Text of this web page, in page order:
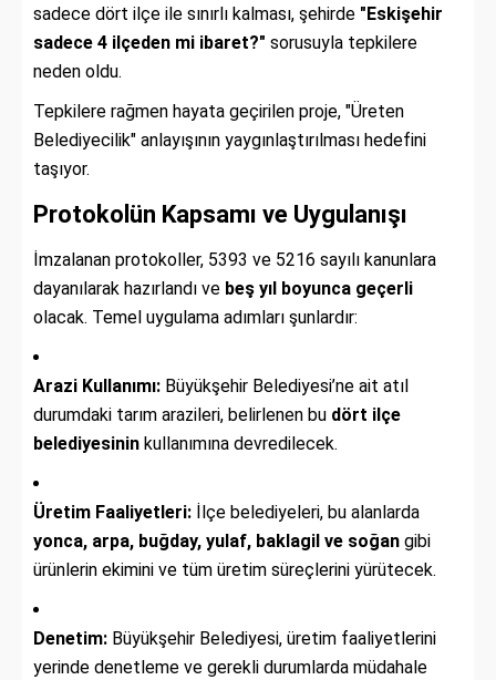
sadece dört ilçe ile sınırlı kalması, şehirde "Eskişehir
sadece 4 ilçeden mi ibaret?" sorusuyla tepkilere
neden oldu.
Tepkilere rağmen hayata geçirilen proje, "Üreten
Belediyecilik" anlayışının yaygınlaştırılması hedefini
taşıyor.
Protokolün Kapsamı ve Uygulanışı
İmzalanan protokoller, 5393 ve 5216 sayılı kanunlara
dayanılarak hazırlandı ve beş yıl boyunca geçerli
olacak. Temel uygulama adımları şunlardır:
Arazi Kullanımı: Büyükşehir Belediyesi’ne ait atıl
durumdaki tarım arazileri, belirlenen bu dört ilçe
belediyesinin kullanımına devredilecek.
Üretim Faaliyetleri: İlçe belediyeleri, bu alanlarda
yonca, arpa, buğday, yulaf, baklagil ve soğan gibi
ürünlerin ekimini ve tüm üretim süreçlerini yürütecek.
Denetim: Büyükşehir Belediyesi, üretim faaliyetlerini
yerinde denetleme ve gerekli durumlarda müdahale